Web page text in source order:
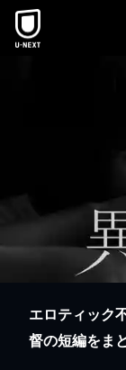
本文へスキップ
エロティック
督の短編をま